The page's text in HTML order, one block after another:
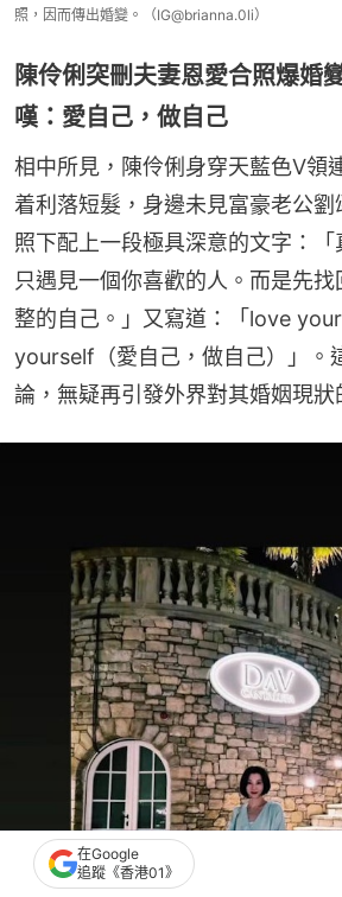
照，因而傳出婚變。（IG@brianna.0li）
陳伶俐突刪夫妻恩愛合照爆
嘆：愛自己，做自己
相中所見，陳伶俐身穿天藍色V領
着利落短髮，身邊未見富豪老公劉
照下配上一段極具深意的文字：
只遇見一個你喜歡的人。而是先
整的自己。」又寫道：「love
yourself（愛自己，做自己）」。
論，無疑再引發外界對其婚姻現狀
在Google
追蹤《香港01》